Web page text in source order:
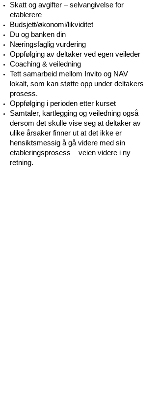
Skatt og avgifter – selvangivelse for
etablerere
Budsjett/økonomi/likviditet
Du og banken din
Næringsfaglig vurdering
Oppfølging av deltaker ved egen veileder
Coaching & veiledning
Tett samarbeid mellom Invito og NAV
lokalt, som kan støtte opp under deltakers
prosess.
Oppfølging i perioden etter kurset
Samtaler, kartlegging og veiledning også
dersom det skulle vise seg at deltaker av
ulike årsaker finner ut at det ikke er
hensiktsmessig å gå videre med sin
etableringsprosess – veien videre i ny
retning.